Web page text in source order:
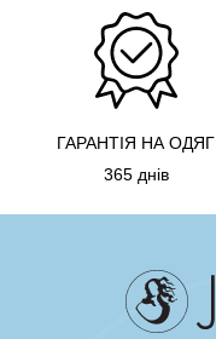
ГАРАНТІЯ НА ОДЯГ
365 днів